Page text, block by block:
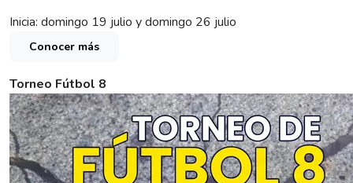
Inicia: domingo 19 julio y domingo 26 julio
Conocer más
Torneo Fútbol 8